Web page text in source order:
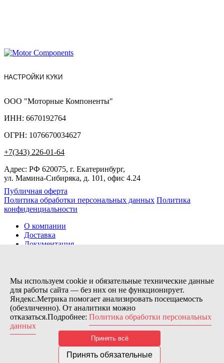
НАСТРОЙКИ КУКИ
ООО "Моторные Компоненты"
ИНН: 6670192764
ОГРН: 1076670034627
+7(343) 226-01-64
Адрес: РФ 620075, г. Екатеринбург,
ул. Мамина-Сибиряка, д. 101, офис 4.24
Публичная оферта
Политика обработки персональных данных Политика
конфиденциальности
О компании
Доставка
Документация
Контакты
Заказов сегодня / Всего
86
11194
Нас можно найти тут:
© 2026 Motor Components. Все права защищены
Дизайн и разработка сайта
Nice’
В связи с возникшими затруднениями с поставками из-за
Мы используем cookie и обязательные технические данные
для работы сайта — без них он не функционирует.
Яндекс.Метрика помогает анализировать посещаемость
(обезличенно). От аналитики можно
отказаться.Подробнее: Политика обработки персональных
данных
Принять всё
Принять обязательные